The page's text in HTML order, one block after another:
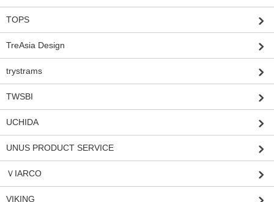
TOPS
TreAsia Design
trystrams
TWSBI
UCHIDA
UNUS PRODUCT SERVICE
ＶIARCO
VIKING